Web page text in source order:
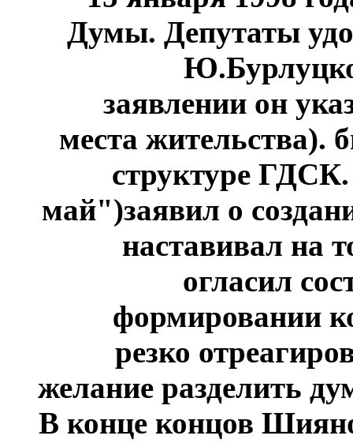
Думы. Депутаты
заявлении он
места жительства).
структуре
май")заявил о
наставивал на
огласил
формировании
резко
желание разделить
В конце концов